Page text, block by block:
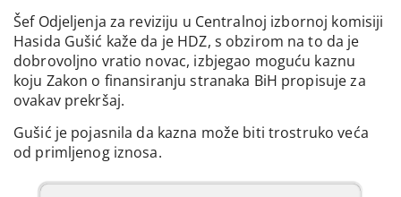
Šef Odjeljenja za reviziju u Centralnoj izbornoj komisiji
Hasida Gušić kaže da je HDZ, s obzirom na to da je
dobrovoljno vratio novac, izbjegao moguću kaznu
koju Zakon o finansiranju stranaka BiH propisuje za
ovakav prekršaj.
Gušić je pojasnila da kazna može biti trostruko veća
od primljenog iznosa.